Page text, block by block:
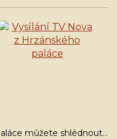
můžete shlédnout…